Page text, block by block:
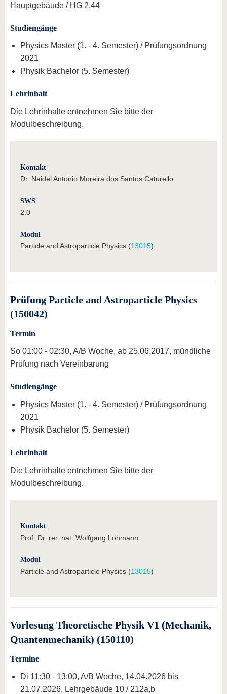
Hauptgebäude / HG 2.44
Studiengänge
Physics Master (1. - 4. Semester) / Prüfungsordnung
2021
Physik Bachelor (5. Semester)
Lehrinhalt
Die Lehrinhalte entnehmen Sie bitte der
Modulbeschreibung.
Kontakt
Dr. Naidel Antonio Moreira dos Santos Caturello
SWS
2.0
Modul
Particle and Astroparticle Physics (13015)
Prüfung Particle and Astroparticle Physics
(150042)
Termin
So 01:00 - 02:30, A/B Woche, ab 25.06.2017, mündliche
Prüfung nach Vereinbarung
Studiengänge
Physics Master (1. - 4. Semester) / Prüfungsordnung
2021
Physik Bachelor (5. Semester)
Lehrinhalt
Die Lehrinhalte entnehmen Sie bitte der
Modulbeschreibung.
Kontakt
Prof. Dr. rer. nat. Wolfgang Lohmann
Modul
Particle and Astroparticle Physics (13015)
Vorlesung Theoretische Physik V1 (Mechanik,
Quantenmechanik) (150110)
Termine
Di 11:30 - 13:00, A/B Woche, 14.04.2026 bis
21.07.2026, Lehrgebäude 10 / 212a,b